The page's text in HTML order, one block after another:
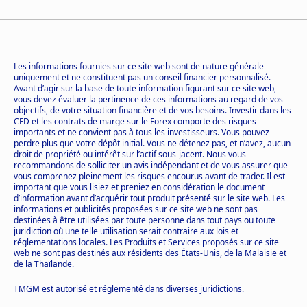
Les informations fournies sur ce site web sont de nature générale
uniquement et ne constituent pas un conseil financier personnalisé.
Avant d’agir sur la base de toute information figurant sur ce site web,
vous devez évaluer la pertinence de ces informations au regard de vos
objectifs, de votre situation financière et de vos besoins. Investir dans les
CFD et les contrats de marge sur le Forex comporte des risques
importants et ne convient pas à tous les investisseurs. Vous pouvez
perdre plus que votre dépôt initial. Vous ne détenez pas, et n’avez, aucun
droit de propriété ou intérêt sur l’actif sous-jacent. Nous vous
recommandons de solliciter un avis indépendant et de vous assurer que
vous comprenez pleinement les risques encourus avant de trader. Il est
important que vous lisiez et preniez en considération le document
d’information avant d’acquérir tout produit présenté sur le site web. Les
informations et publicités proposées sur ce site web ne sont pas
destinées à être utilisées par toute personne dans tout pays ou toute
juridiction où une telle utilisation serait contraire aux lois et
réglementations locales. Les Produits et Services proposés sur ce site
web ne sont pas destinés aux résidents des États-Unis, de la Malaisie et
de la Thaïlande.
TMGM est autorisé et réglementé dans diverses juridictions.